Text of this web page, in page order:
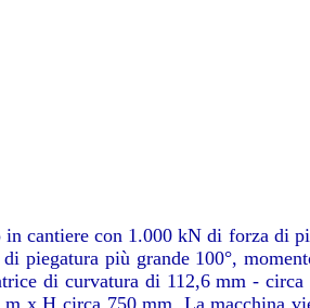
cantiere con 1.000 kN di forza di
più grande 100°,
di curvatura di 112,6 mm -
H circa 750 mm. La macchina